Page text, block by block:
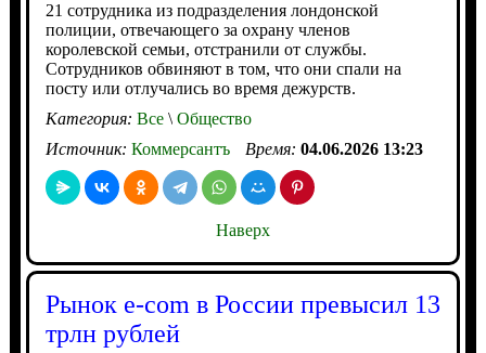
21 сотрудника из подразделения лондонской
полиции, отвечающего за охрану членов
королевской семьи, отстранили от службы.
Сотрудников обвиняют в том, что они спали на
посту или отлучались во время дежурств.
Категория: Все\Общество
Источник: Коммерсантъ Время: 04.06.2026 13:23
Наверх
Рынок e-com в России превысил 13
трлн рублей